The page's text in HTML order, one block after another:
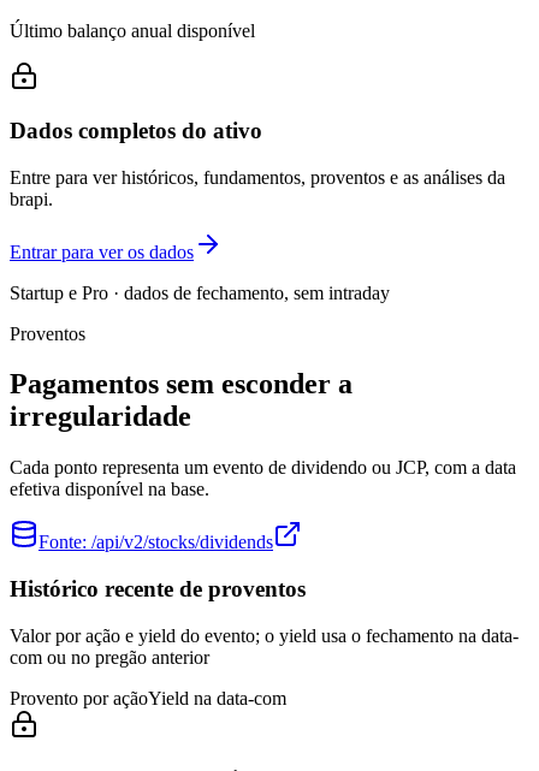
Último balanço anual disponível
Dados completos do ativo
Entre para ver históricos, fundamentos, proventos e as análises da
brapi.
Entrar para ver os dados
Startup e Pro · dados de fechamento, sem intraday
Proventos
Pagamentos sem esconder a
irregularidade
Cada ponto representa um evento de dividendo ou JCP, com a data
efetiva disponível na base.
Fonte: /api/v2/stocks/dividends
Histórico recente de proventos
Valor por ação e yield do evento; o yield usa o fechamento na data-
com ou no pregão anterior
Provento por açãoYield na data-com